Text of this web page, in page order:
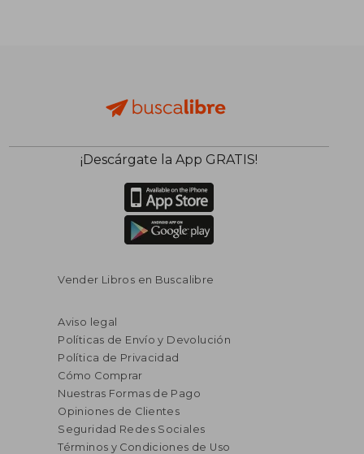
¡Descárgate la App GRATIS!
Vender Libros en Buscalibre
Aviso legal
Políticas de Envío y Devolución
Política de Privacidad
Cómo Comprar
Nuestras Formas de Pago
Opiniones de Clientes
Seguridad Redes Sociales
Términos y Condiciones de Uso